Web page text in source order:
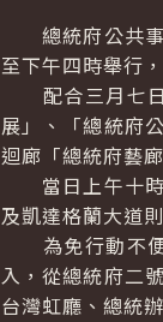
總統府公共事
至下午四時舉行
配合三月七日
展」、「總統府
迴廊「總統府藝
當日上午十時
及凱達格蘭大道
為免行動不便
入，從總統府二
台灣虹廳、總統